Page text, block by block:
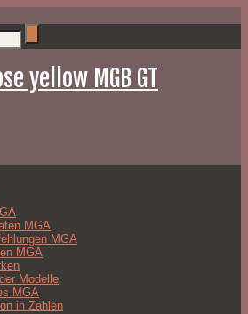
yellow MGB GT
MGA
MGA
MGA
Modelle
MGA
in Zahlen